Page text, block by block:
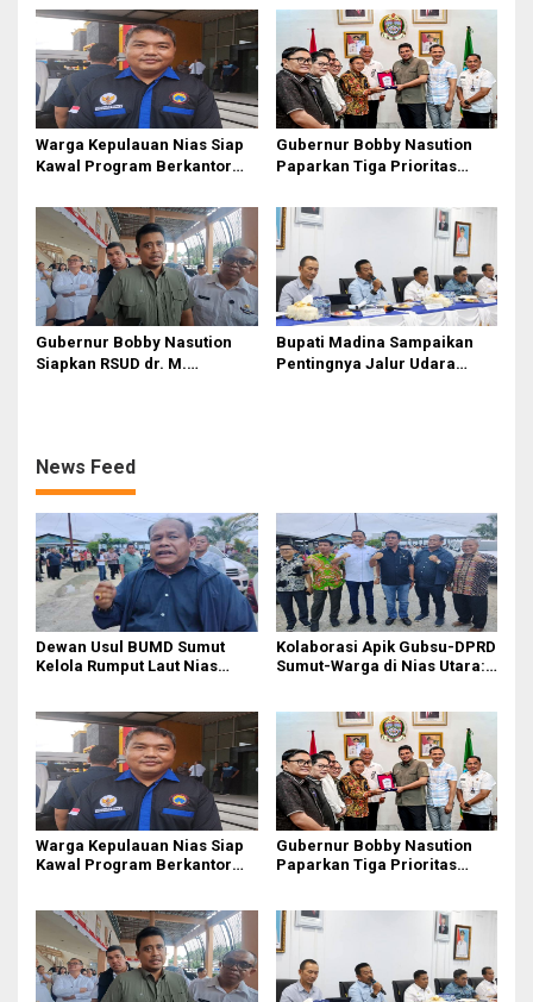
Akhirnya Diperbaiki
Warga Kepulauan Nias Siap
Kawal Program Berkantor
Gubernur Bobby Nasution
Paparkan Tiga Prioritas
Nias
Gubernur Bobby Nasution
Siapkan RSUD dr. M.
Bupati Madina Sampaikan
Pentingnya Jalur Udara
News Feed
Dewan Usul BUMD Sumut
Kelola Rumput Laut Nias
Kolaborasi Apik Gubsu-DPRD
Sumut-Warga di Nias Utara:
Warga Kepulauan Nias Siap
Kawal Program Berkantor
Gubernur Bobby Nasution
Paparkan Tiga Prioritas